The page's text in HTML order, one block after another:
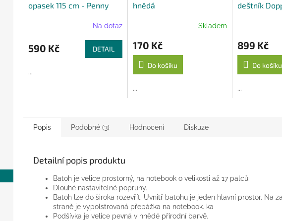
opasek 115 cm - Penny
Na dotaz
590 Kč DETAIL
...
hnědá
Skladem
170 Kč
Do košíku
...
deštník
899 Kč
Do košíku
...
Popis Podobné (3) Hodnocení Diskuze
Detailní popis produktu
Batoh je velice prostorný, na notebook o velikosti až 17 palců
Dlouhé nastavitelné popruhy.
Batoh lze do široka rozevřít. Uvnitř batohu je jeden hlavní prostor. Na
straně je vypolstrovaná přepážka na notebook. ka
Podšívka je velice pevná v hnědé přírodní barvě.